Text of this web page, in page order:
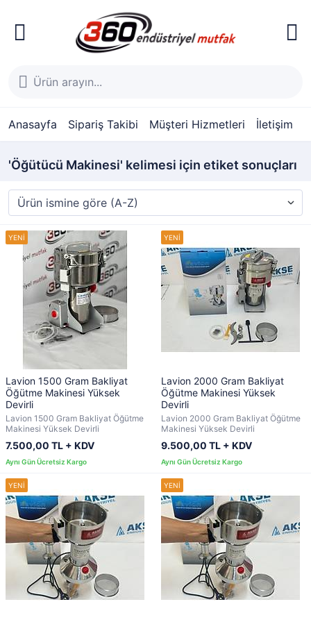
Anasayfa Sipariş Takibi Müşteri Hizmetleri İletişim
'Öğütücü Makinesi' kelimesi için etiket sonuçları
Lavion 1500 Gram Bakliyat
Öğütme Makinesi Yüksek
Devirli
Lavion 1500 Gram Bakliyat Öğütme
Makinesi Yüksek Devirli
7.500,00 TL + KDV
Lavion 2000 Gram Bakliyat
Öğütme Makinesi Yüksek
Devirli
Lavion 2000 Gram Bakliyat Öğütme
Makinesi Yüksek Devirli
9.500,00 TL + KDV